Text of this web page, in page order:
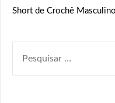
Short de Crochê
POR: